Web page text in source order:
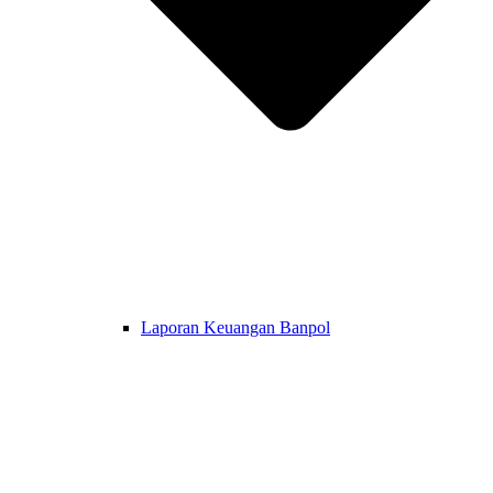
Laporan Keuangan Banpol